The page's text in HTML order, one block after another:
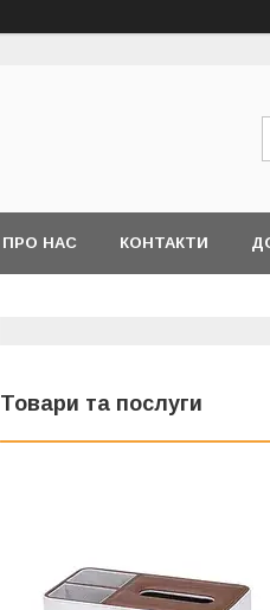
ПРО НАС КОНТАКТИ
Товари та послуги